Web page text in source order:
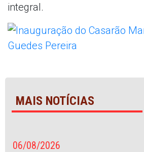
integral.
MAIS NOTÍCIAS
06/08/2026